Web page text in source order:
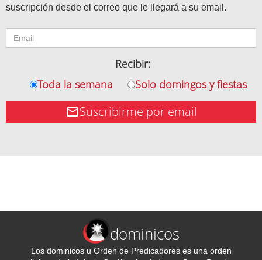
suscripción desde el correo que le llegará a su email.
Recibir:
Toda la semana
Solo domingos y fiestas
Suscribirme por email
dominicos
Los dominicos u Orden de Predicadores es una orden